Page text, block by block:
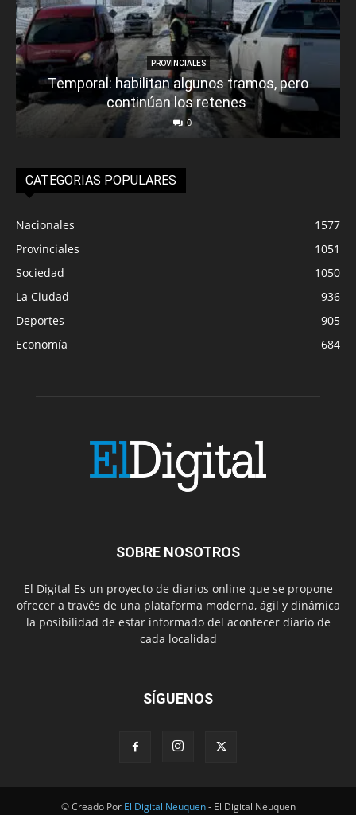
PROVINCIALES
Temporal: habilitan algunos tramos, pero
continúan los retenes
0
CATEGORIAS POPULARES
Nacionales
1577
Provinciales
1051
Sociedad
1050
La Ciudad
936
Deportes
905
Economía
684
SOBRE NOSOTROS
El Digital Es un proyecto de diarios online que se propone
ofrecer a través de una plataforma moderna, ágil y dinámica
la posibilidad de estar informado del acontecer diario de
cada localidad
SÍGUENOS
© Creado Por El Digital Neuquen- El Digital Neuquen